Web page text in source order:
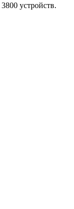
3800 устройств.